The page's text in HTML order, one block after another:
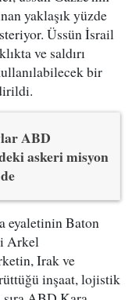
yaklaşık yüzde
Üssün İsrail
ve saldırı
bir
ABD
askeri misyon
eyaletinin Baton
Arkel
Irak ve
inşaat, lojistik